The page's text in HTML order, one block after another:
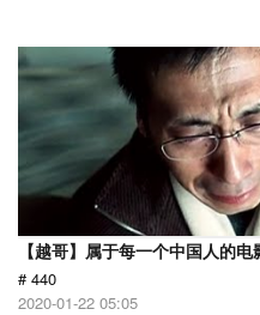
【越哥】属于每一个中国人的
# 440
2020-01-22 05:05